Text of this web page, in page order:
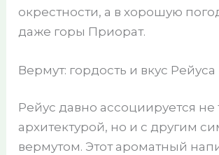
окрестности, а в хорошую
даже горы Приорат.
Вермут: гордость и вкус Рейуса
Рейус давно ассоциируется не
архитектурой, но и с другим
вермутом. Этот ароматный